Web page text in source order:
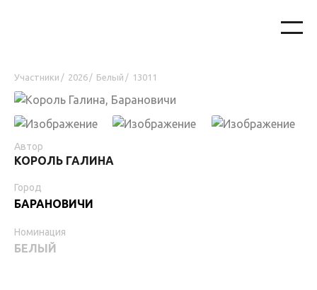
Участники / 2026 / Белый / 13011
Автор
КОРОЛЬ ГАЛИНА
Город
БАРАНОВИЧИ
Номинация
БЕЛЫЙ